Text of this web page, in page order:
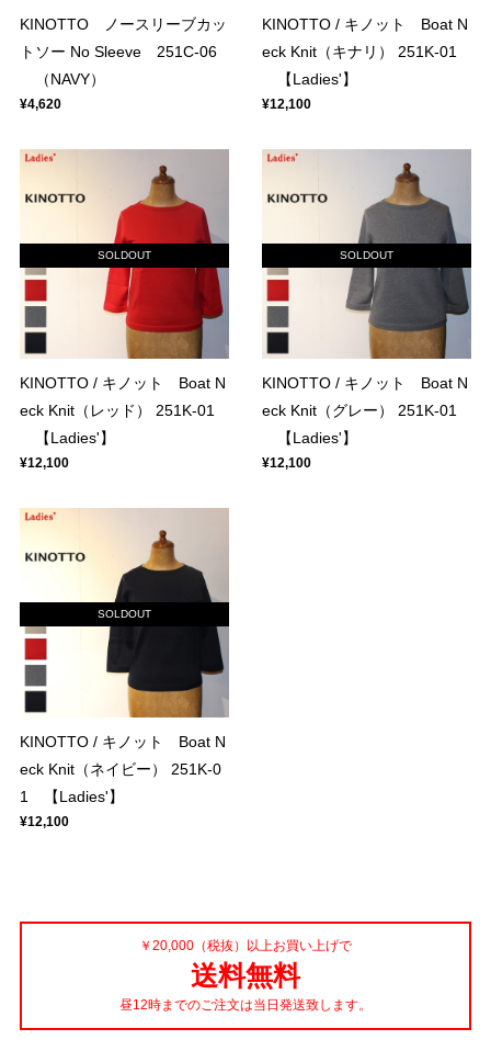
KINOTTO ノースリーブカッ
トソー No Sleeve 251C-06
（NAVY）
¥4,620
KINOTTO / キノット Boat N
eck Knit（キナリ） 251K-01
【Ladies'】
¥12,100
SOLDOUT
KINOTTO / キノット Boat N
eck Knit（レッド） 251K-01
【Ladies'】
¥12,100
SOLDOUT
KINOTTO / キノット Boat N
eck Knit（グレー） 251K-01
【Ladies'】
¥12,100
SOLDOUT
KINOTTO / キノット Boat N
eck Knit（ネイビー） 251K-0
1 【Ladies'】
¥12,100
￥20,000（税抜）以上お買い上げで
送料無料
昼12時までのご注文は当日発送致します。